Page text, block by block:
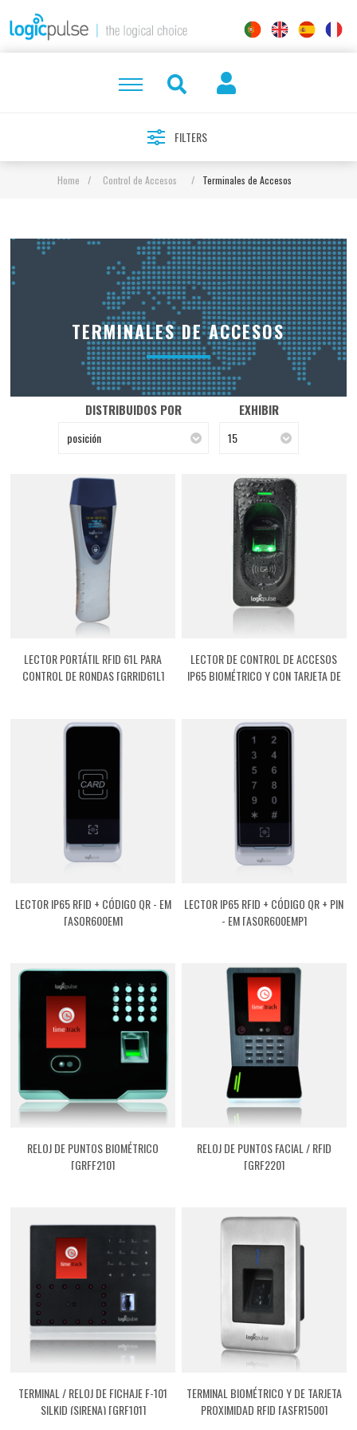
FILTERS
Home / Control de Accesos / Terminales de Accesos
TERMINALES DE ACCESOS
DISTRIBUIDOS POR
posición
EXHIBIR
15
LECTOR PORTÁTIL RFID 61L PARA
CONTROL DE RONDAS [GRRID61L]
LECTOR DE CONTROL DE ACCESOS
IP65 BIOMÉTRICO Y CON TARJETA DE
LECTOR IP65 RFID + CÓDIGO QR - EM
[ASQR600EM]
LECTOR IP65 RFID + CÓDIGO QR + PIN
- EM [ASQR600EMP]
RELOJ DE PUNTOS BIOMÉTRICO
[GRFF210]
RELOJ DE PUNTOS FACIAL / RFID
[GRF220]
TERMINAL / RELOJ DE FICHAJE F-101
SILKID (SIRENA) [GRF101]
TERMINAL BIOMÉTRICO Y DE TARJETA
PROXIMIDAD RFID [ASFR1500]